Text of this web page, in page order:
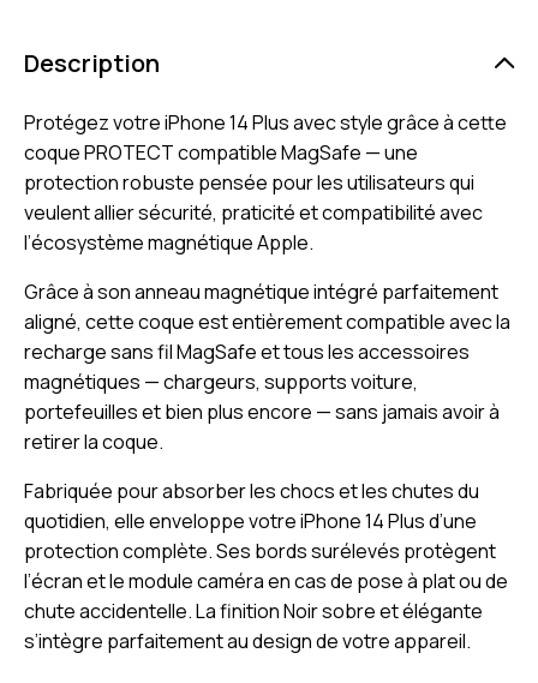
Description
Protégez votre iPhone 14 Plus avec style grâce à cette
coque PROTECT compatible MagSafe — une
protection robuste pensée pour les utilisateurs qui
veulent allier sécurité, praticité et compatibilité avec
l’écosystème magnétique Apple.
Grâce à son anneau magnétique intégré parfaitement
aligné, cette coque est entièrement compatible avec la
recharge sans fil MagSafe et tous les accessoires
magnétiques — chargeurs, supports voiture,
portefeuilles et bien plus encore — sans jamais avoir à
retirer la coque.
Fabriquée pour absorber les chocs et les chutes du
quotidien, elle enveloppe votre iPhone 14 Plus d’une
protection complète. Ses bords surélevés protègent
l’écran et le module caméra en cas de pose à plat ou de
chute accidentelle. La finition Noir sobre et élégante
s’intègre parfaitement au design de votre appareil.